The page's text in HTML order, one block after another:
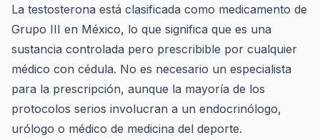
La testosterona está clasificada como medicamento de
Grupo III en México, lo que significa que es una
sustancia controlada pero prescribible por cualquier
médico con cédula. No es necesario un especialista
para la prescripción, aunque la mayoría de los
protocolos serios involucran a un endocrinólogo,
urólogo o médico de medicina del deporte.